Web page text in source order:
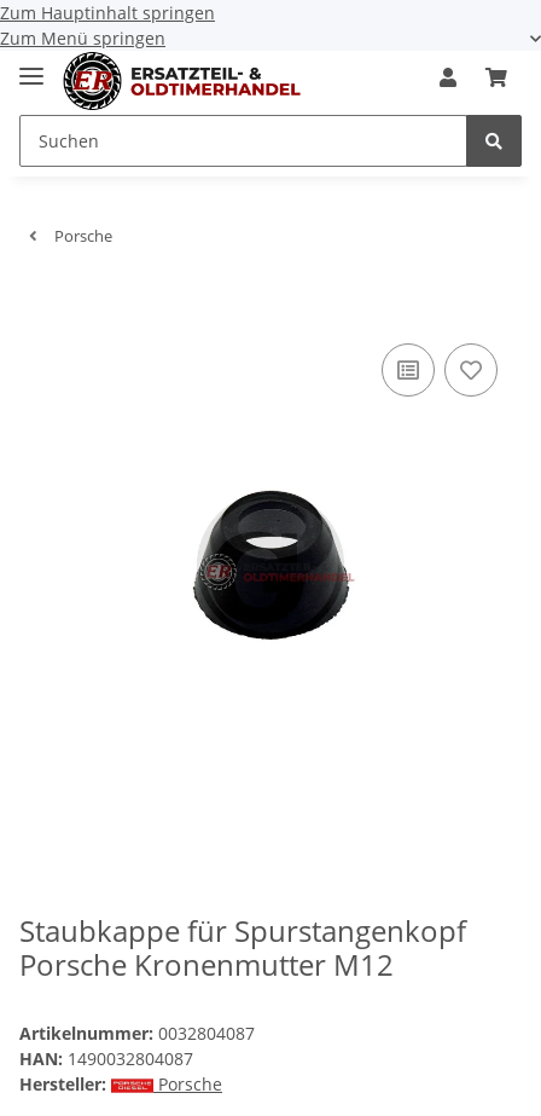
Zum Hauptinhalt springen
Zum Menü springen
Porsche
Staubkappe für Spurstangenkopf
Porsche Kronenmutter M12
Artikelnummer: 0032804087
HAN: 1490032804087
Hersteller:
Porsche